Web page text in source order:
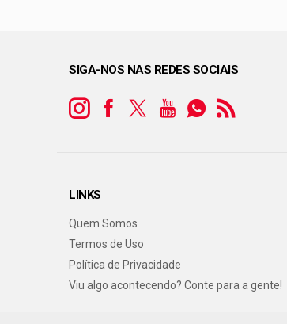
SIGA-NOS NAS REDES SOCIAIS
LINKS
Quem Somos
Termos de Uso
Política de Privacidade
Viu algo acontecendo? Conte para a gente!